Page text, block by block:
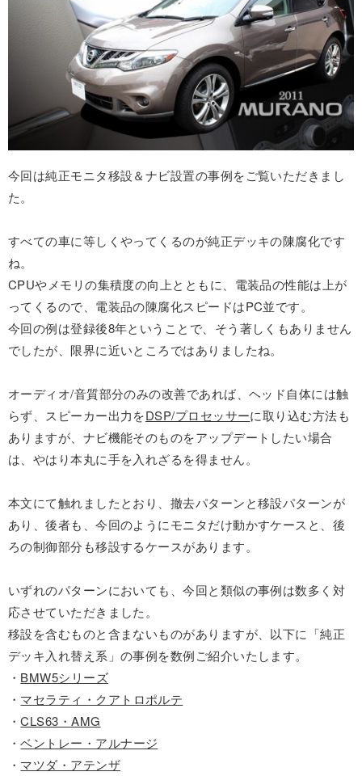
今回は純正モニタ移設＆ナビ設置の事例をご覧いただきまし
た。
すべての車に等しくやってくるのが純正デッキの陳腐化です
ね。
CPUやメモリの集積度の向上とともに、電装品の性能は上が
ってくるので、電装品の陳腐化スピードはPC並です。
今回の例は登録後8年ということで、そう著しくもありません
でしたが、限界に近いところではありましたね。
オーディオ/音質部分のみの改善であれば、ヘッド自体には触
らず、スピーカー出力をDSP/プロセッサーに取り込む方法も
ありますが、ナビ機能そのものをアップデートしたい場合
は、やはり本丸に手を入れざるを得ません。
本文にて触れましたとおり、撤去パターンと移設パターンが
あり、後者も、今回のようにモニタだけ動かすケースと、後
ろの制御部分も移設するケースがあります。
いずれのパターンにおいても、今回と類似の事例は数多く対
応させていただきました。
移設を含むものと含まないものがありますが、以下に「純正
デッキ入れ替え系」の事例を数例ご紹介いたします。
・ BMW5シリーズ
・ マセラティ・クアトロポルテ
・CLS63・AMG
・ベントレー・アルナージ
・ マツダ・アテンザ